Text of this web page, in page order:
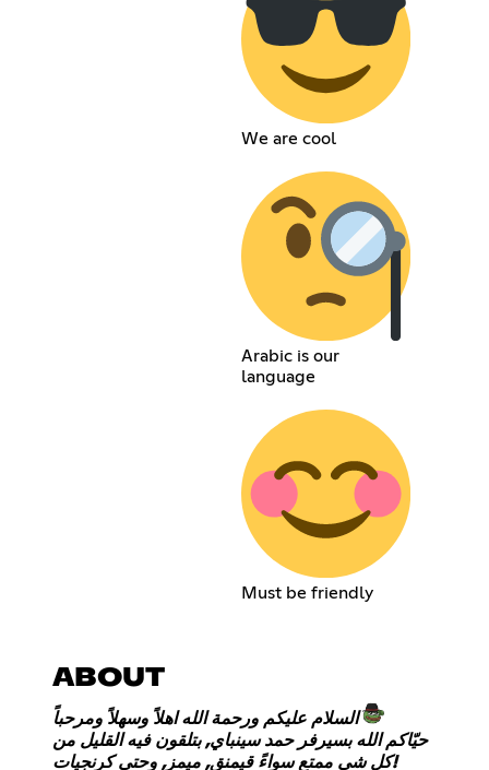
We are cool
Arabic is our
language
Must be friendly
ABOUT
السلام عليكم ورحمة الله اهلاً وسهلاً ومرحباً
حيّاكم الله بسيرفر حمد سينباي, بتلقون فيه القليل من
كل شي ممتع سواءً قيمنق, ميمز, وحتى كرنجيات!